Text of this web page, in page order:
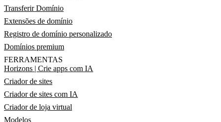
Transferir Domínio
Extensões de domínio
Registro de domínio personalizado
Domínios premium
FERRAMENTAS
Horizons | Crie apps com IA
Criador de sites
Criador de sites com IA
Criador de loja virtual
Modelos